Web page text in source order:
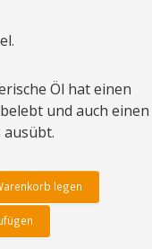
Öl hat einen
und auch einen
legen